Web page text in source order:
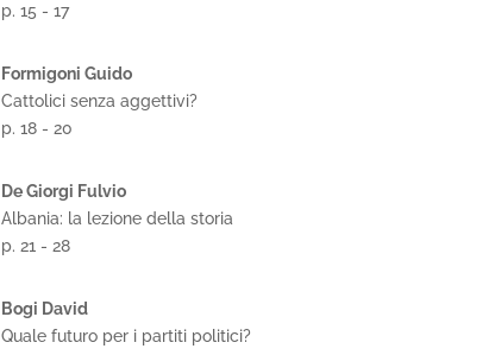
p. 15 - 17
Formigoni Guido
Cattolici senza aggettivi?
p. 18 - 20
De Giorgi Fulvio
Albania: la lezione della storia
p. 21 - 28
Bogi David
Quale futuro per i partiti politici?